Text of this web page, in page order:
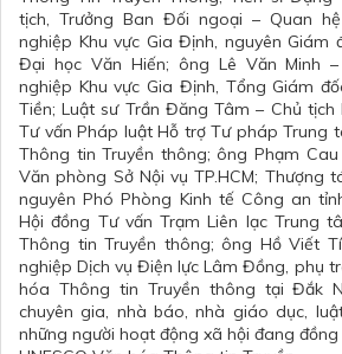
tịch, Trưởng Ban Đối ngoại – Quan
nghiệp Khu vực Gia Định, nguyên Giám
Đại học Văn Hiến; ông Lê Văn Minh
nghiệp Khu vực Gia Định, Tổng Giám
Tiền; Luật sư Trần Đăng Tâm – Chủ tịch
Tư vấn Pháp luật Hỗ trợ Tư pháp Trung
Thông tin Truyền thông; ông Phạm
Văn phòng Sở Nội vụ TP.HCM; Thượng
nguyên Phó Phòng Kinh tế Công an
Hội đồng Tư vấn Trạm Liên lạc Trung
Thông tin Truyền thông; ông Hồ Viết
nghiệp Dịch vụ Điện lực Lâm Đồng, phụ
hóa Thông tin Truyền thông tại Đắk
chuyên gia, nhà báo, nhà giáo dục,
những người hoạt động xã hội đang